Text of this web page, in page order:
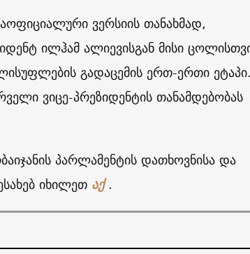
ვერსიის თანახმად,
ილჰამ ალიევისგან მისი
გადაცემის ერთ-ერთი ეტაპი.
ვიცე-პრეზიდენტის თანამდებობას
პარლამენტის დათხოვნისა და
იხილეთ აქ.